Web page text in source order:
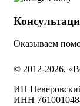
Оказываем
© 2012-2026,
ИП
ИНН